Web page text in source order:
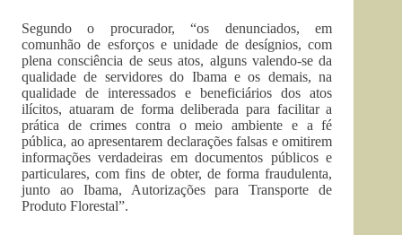
Segundo o procurador, “os denunciados, em
comunhão de esforços e unidade de desígnios, com
plena consciência de seus atos, alguns valendo-se da
qualidade de servidores do Ibama e os demais, na
qualidade de interessados e beneficiários dos atos
ilícitos, atuaram de forma deliberada para facilitar a
prática de crimes contra o meio ambiente e a fé
pública, ao apresentarem declarações falsas e omitirem
informações verdadeiras em documentos públicos e
particulares, com fins de obter, de forma fraudulenta,
junto ao Ibama, Autorizações para Transporte de
Produto Florestal”.